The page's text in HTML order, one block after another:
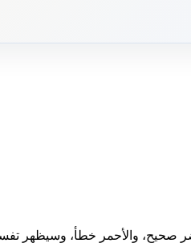
صحيح، والأحمر خطأ، وسيظهر